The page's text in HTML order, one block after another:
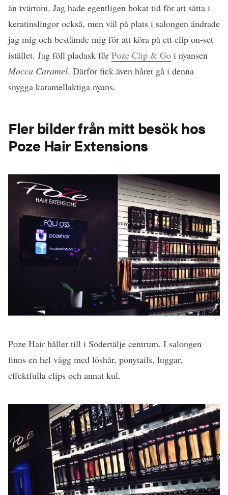
än tvärtom. Jag hade egentligen bokat tid för att sätta i
keratinslingor också, men väl på plats i salongen ändrade
jag mig och bestämde mig för att köra på ett clip on-set
istället. Jag föll pladask för Poze Clip & Go i nyansen
Mocca Caramel. Därför fick även håret gå i denna
snygga karamellaktiga nyans.
Fler bilder från mitt besök hos
Poze Hair Extensions
Poze Hair håller till i Södertälje centrum. I salongen
finns en hel vägg med löshår, ponytails, luggar,
effektfulla clips och annat kul.